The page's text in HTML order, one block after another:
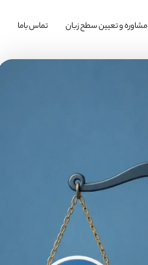
مشاوره و تعیین سطح زبان تماس باما